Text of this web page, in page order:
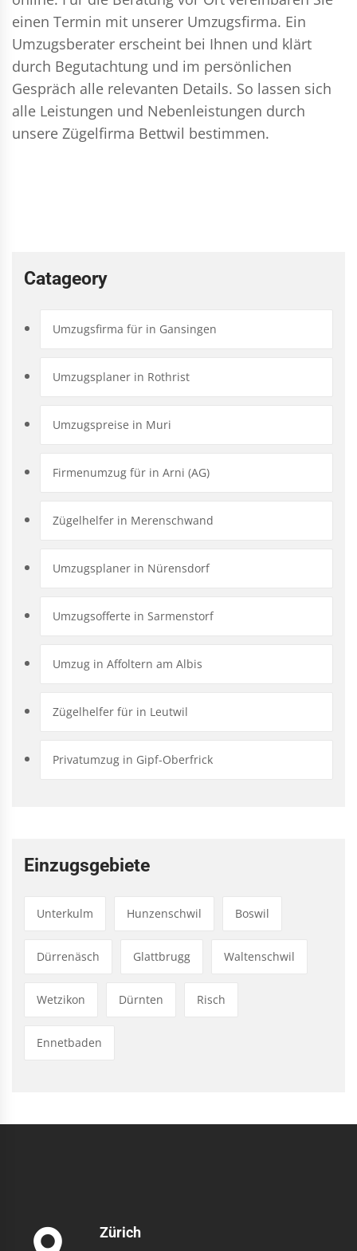
einen Termin mit unserer Umzugsfirma. Ein
Umzugsberater erscheint bei Ihnen und klärt
durch Begutachtung und im persönlichen
Gespräch alle relevanten Details. So lassen sich
alle Leistungen und Nebenleistungen durch
unsere Zügelfirma Bettwil bestimmen.
Catageory
Umzugsfirma für in Gansingen
Umzugsplaner in Rothrist
Umzugspreise in Muri
Firmenumzug für in Arni (AG)
Zügelhelfer in Merenschwand
Umzugsplaner in Nürensdorf
Umzugsofferte in Sarmenstorf
Umzug in Affoltern am Albis
Zügelhelfer für in Leutwil
Privatumzug in Gipf-Oberfrick
Einzugsgebiete
Unterkulm Hunzenschwil Boswil
Dürrenäsch Glattbrugg Waltenschwil
Wetzikon Dürnten Risch
Ennetbaden
Zürich